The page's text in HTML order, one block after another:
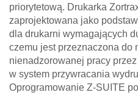
priorytetową. Drukarka
zaprojektowana jako
dla drukarni wymagających
czemu jest przeznaczona do
nienadzorowanej pracy
w system przywracania
Oprogramowanie Z-SUITE